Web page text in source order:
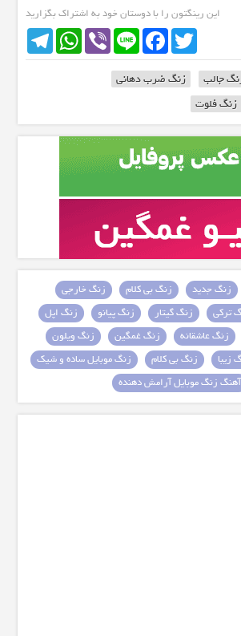
این رینگتون را با دوستان خود به اشتراک بگزارید
TelegramWhatsApp Viber Line
FacebookTwitter
جالب
زنگ ضرب دهانی
زنگ فلوت
زنگ جدید زنگ بی کلام
زنگ خارجی
ترکی زنگ گیتار زنگ پیانو
زنگ اپل
زنگ عاشقانه زنگ غمگین
زنگ ویلون
زیبا زنگ بی کلام
زنگ موبایل ساده و شیک
آهنگ زنگ موبایل آرامش دهنده